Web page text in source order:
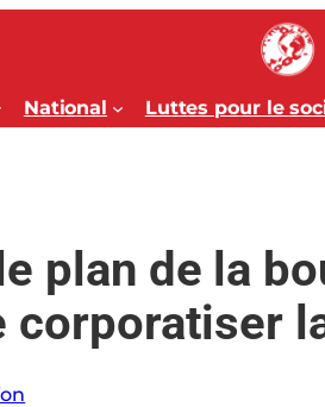
National Luttes pour le
plan de la
corporatiser